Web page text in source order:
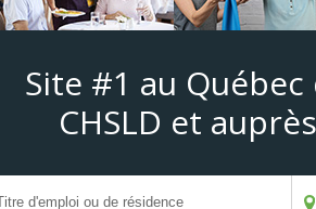
Site #1 au Québec
CHSLD et